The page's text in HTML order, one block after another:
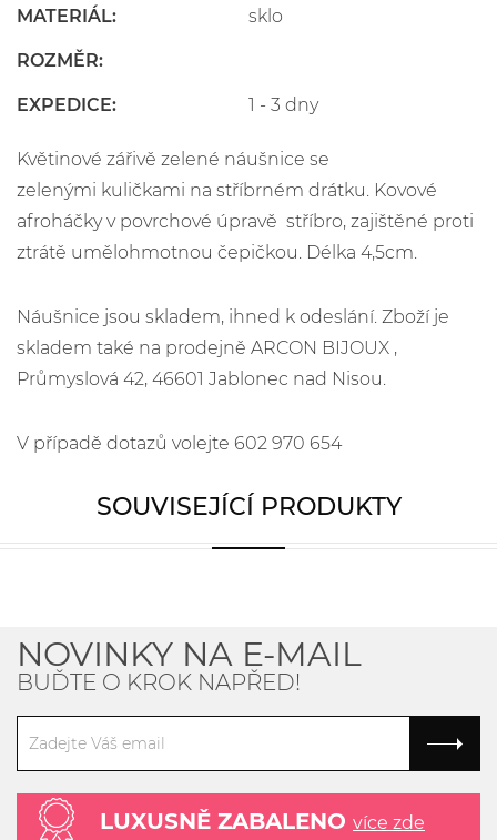
MATERIÁL: sklo
ROZMĚR:
EXPEDICE: 1 - 3 dny
Květinové zářivě zelené náušnice se
zelenými kuličkami na stříbrném drátku. Kovové
afroháčky v povrchové úpravě stříbro, zajištěné proti
ztrátě umělohmotnou čepičkou. Délka 4,5cm.
Náušnice jsou skladem, ihned k odeslání. Zboží je
skladem také na prodejně ARCON BIJOUX ,
Průmyslová 42, 46601 Jablonec nad Nisou.
V případě dotazů volejte 602 970 654
SOUVISEJÍCÍ PRODUKTY
NOVINKY NA E-MAIL
BUĎTE O KROK NAPŘED!
LUXUSNĚ ZABALENO více zde